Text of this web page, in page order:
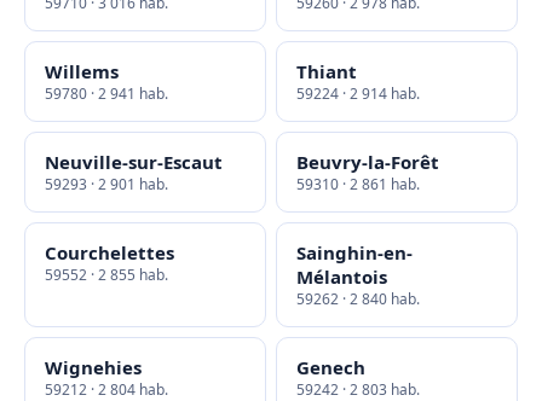
Willems
59780 · 2 941 hab.
Thiant
59224 · 2 914 hab.
Neuville-sur-Escaut
59293 · 2 901 hab.
Beuvry-la-Forêt
59310 · 2 861 hab.
Courchelettes
59552 · 2 855 hab.
Sainghin-en-
Mélantois
59262 · 2 840 hab.
Wignehies
59212 · 2 804 hab.
Genech
59242 · 2 803 hab.